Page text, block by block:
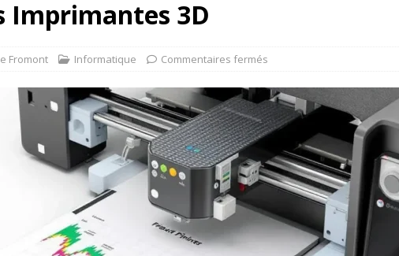
Imprimantes 3D
Fromont Informatique Commentaires fermés